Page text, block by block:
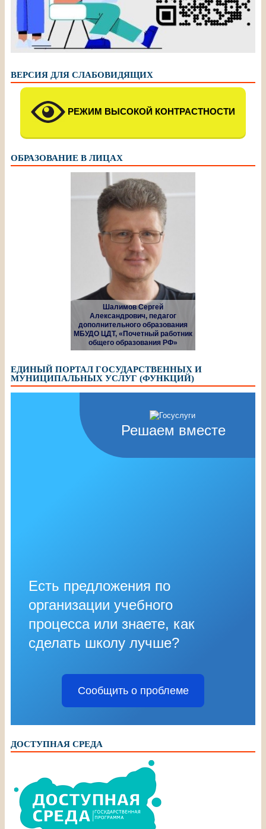
ВЕРСИЯ ДЛЯ СЛАБОВИДЯЩИХ
РЕЖИМ ВЫСОКОЙ КОНТРАСТНОСТИ
ОБРАЗОВАНИЕ В ЛИЦАХ
Шалимов Сергей
Александрович, педагог
дополнительного образования
МБУДО ЦДТ, «Почетный работник
общего образования РФ»
ЕДИНЫЙ ПОРТАЛ ГОСУДАРСТВЕННЫХ И
МУНИЦИПАЛЬНЫХ УСЛУГ (ФУНКЦИЙ)
Решаем вместе
Есть предложения по
организации учебного
процесса или знаете, как
сделать школу лучше?
Сообщить о проблеме
ДОСТУПНАЯ СРЕДА